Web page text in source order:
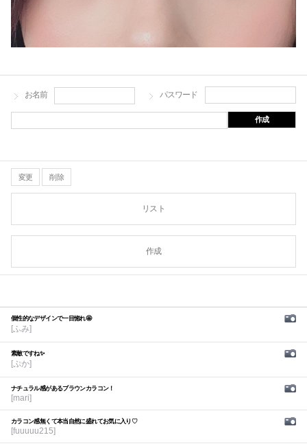
お名前 パスワード
作成
変更 削除
リスト
作成
個性的なデザインで一目惚れ🤩
[ふみ]
素敵ですね✨
[ぷか]
ナチュラル感があるブラウンカラコン！
[mari]
カラコン感無くて本当自然に盛れてお気に入り♡
[fuuuuu215]